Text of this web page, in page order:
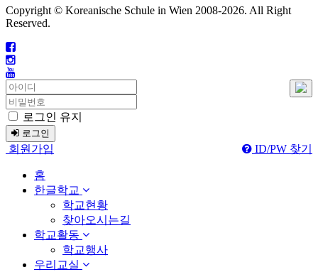
Copyright © Koreanische Schule in Wien 2008-2026. All Right
Reserved.
로그인 유지
로그인
회원가입 ID/PW 찾기
홈
한글학교
학교현황
찾아오시는길
학교활동
학교행사
우리교실